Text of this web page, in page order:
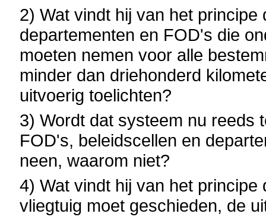
2) Wat vindt hij van het
departementen en FOD's die
moeten nemen voor alle
minder dan driehonderd
uitvoerig toelichten?
3) Wordt dat systeem nu reeds
FOD's, beleidscellen en
neen, waarom niet?
4) Wat vindt hij van het
vliegtuig moet geschieden, de